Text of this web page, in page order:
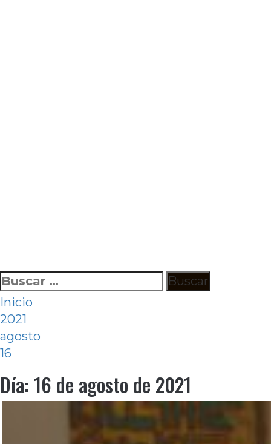
Ir
al
contenido
Buscar:
Inicio
2021
agosto
16
Día: 16 de agosto de 2021